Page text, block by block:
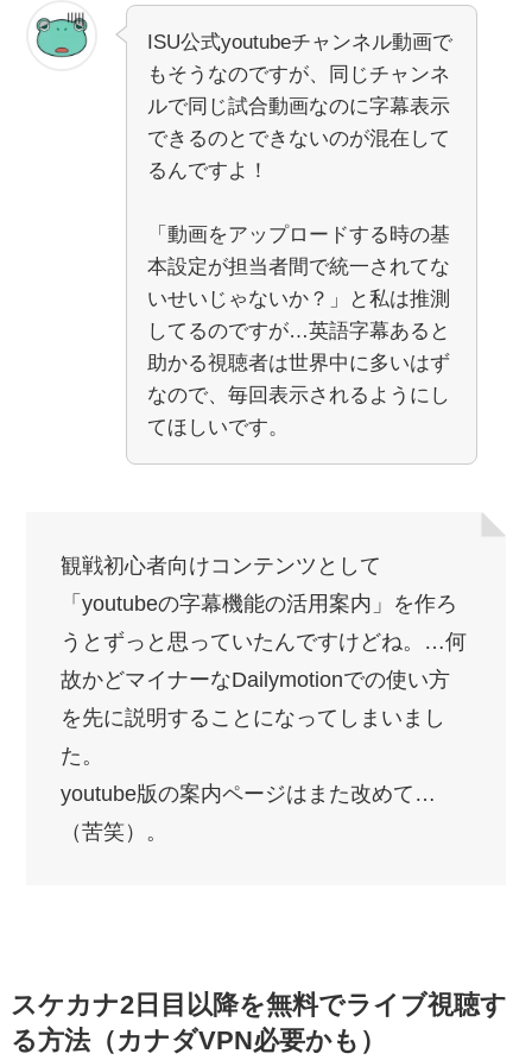
ISU公式youtubeチャンネル動画で
もそうなのですが、同じチャンネ
ルで同じ試合動画なのに字幕表示
できるのとできないのが混在して
るんですよ！
「動画をアップロードする時の基
本設定が担当者間で統一されてな
いせいじゃないか？」と私は推測
してるのですが…英語字幕あると
助かる視聴者は世界中に多いはず
なので、毎回表示されるようにし
てほしいです。
観戦初心者向けコンテンツとして
「youtubeの字幕機能の活用案内」を作ろ
うとずっと思っていたんですけどね。…何
故かどマイナーなDailymotionでの使い方
を先に説明することになってしまいまし
た。
youtube版の案内ページはまた改めて…
（苦笑）。
スケカナ2日目以降を無料でライブ視聴す
る方法（カナダVPN必要かも）